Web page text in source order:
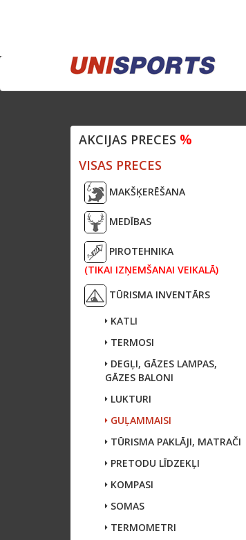
AKCIJAS PRECES %
VISAS PRECES
MAKŠĶERĒŠANA
MEDĪBAS
PIROTEHNIKA
(TIKAI IZŅEMŠANAI VEIKALĀ)
TŪRISMA INVENTĀRS
KATLI
TERMOSI
DEGĻI, GĀZES LAMPAS,
GĀZES BALONI
LUKTURI
GUĻAMMAISI
TŪRISMA PAKLĀJI, MATRAČI
PRETODU LĪDZEKĻI
KOMPASI
SOMAS
TERMOMETRI